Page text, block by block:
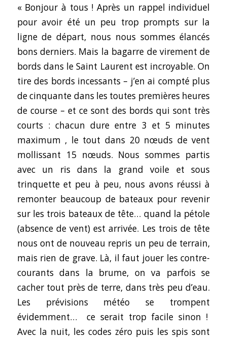
« Bonjour à tous ! Après un rappel individuel
pour avoir été un peu trop prompts sur la
ligne de départ, nous nous sommes élancés
bons derniers. Mais la bagarre de virement de
bords dans le Saint Laurent est incroyable. On
tire des bords incessants – j’en ai compté plus
de cinquante dans les toutes premières heures
de course – et ce sont des bords qui sont très
courts : chacun dure entre 3 et 5 minutes
maximum , le tout dans 20 nœuds de vent
mollissant 15 nœuds. Nous sommes partis
avec un ris dans la grand voile et sous
trinquette et peu à peu, nous avons réussi à
remonter beaucoup de bateaux pour revenir
sur les trois bateaux de tête… quand la pétole
(absence de vent) est arrivée. Les trois de tête
nous ont de nouveau repris un peu de terrain,
mais rien de grave. Là, il faut jouer les contre-
courants dans la brume, on va parfois se
cacher tout près de terre, dans très peu d’eau.
Les prévisions météo se trompent
évidemment… ce serait trop facile sinon !
Avec la nuit, les codes zéro puis les spis sont